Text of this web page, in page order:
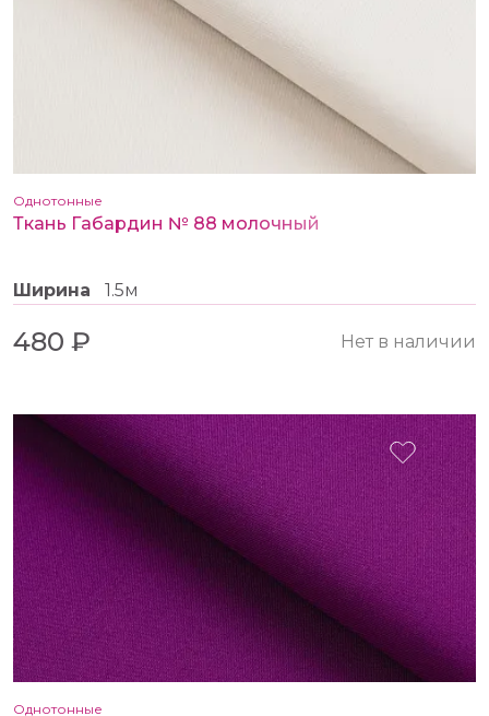
Однотонные
Ткань Габардин № 88 молочный
Ширина 1.5м
480 ₽ Нет в наличии
Однотонные